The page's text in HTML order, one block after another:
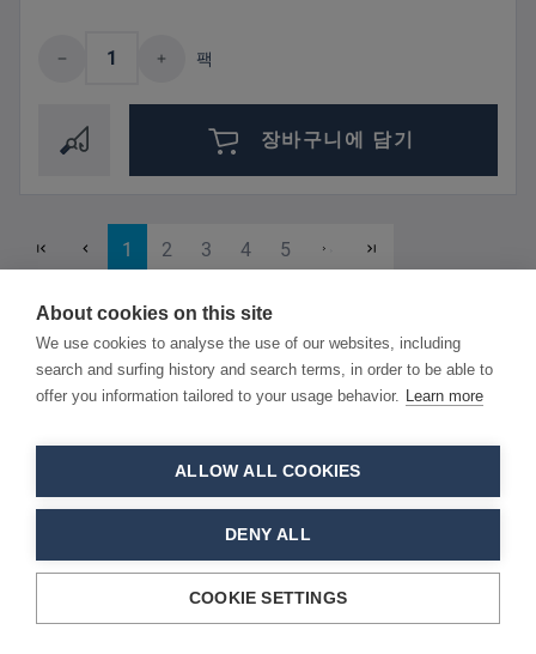
제품 수량: 원하는 값을 입력하거나 버튼
팩
장바구니에 담기
페이지
1 페이지
2 페이지
3 페이지
4 페이지
5
추천 상품 하이라이트
About cookies on this site
We use cookies to analyse the use of our websites, including
search and surfing history and search terms, in order to be able to
offer you information tailored to your usage behavior. Learn more
ALLOW ALL COOKIES
DENY ALL
COOKIE SETTINGS